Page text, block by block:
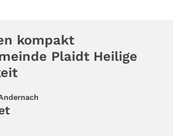
kompakt
Plaidt Heilige